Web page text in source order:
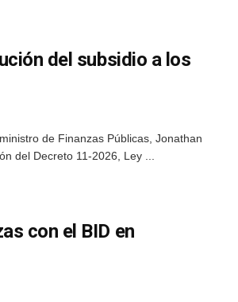
del subsidio a los
de Finanzas Públicas, Jonathan
del Decreto 11-2026, Ley ...
con el BID en